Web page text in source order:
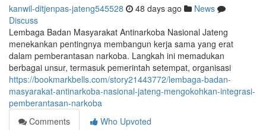
kanwil-ditjenpas-jateng545528 48 days ago
News
Discuss
Lembaga Badan Masyarakat Antinarkoba Nasional Jateng
menekankan pentingnya membangun kerja sama yang erat
dalam pemberantasan narkoba. Langkah ini memadukan
berbagai unsur, termasuk pemerintah setempat, organisasi
https://bookmarkbells.com/story21443772/lembaga-badan-
masyarakat-antinarkoba-nasional-jateng-mengokohkan-integrasi-
pemberantasan-narkoba
Comments
Who Upvoted